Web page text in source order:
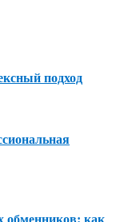
подход
обменников: как